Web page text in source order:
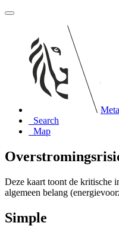
Search
Map
Deze kaart toont de kritische
algemeen belang
Simple